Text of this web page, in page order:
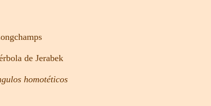
de Jerabek
homotéticos